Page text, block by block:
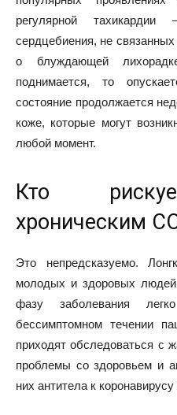
регулярной
сердцебиения, не
о блуждающей
поднимается, то
состояние продолжается
коже, которые могут
любой момент.
Кто
хроническим
Это непредсказуемо.
молодых и здоровых людей
фазу заболевания
бессимптомном течении
приходят обследоваться с
проблемы со здоровьем и
них антитела к коронавирусу